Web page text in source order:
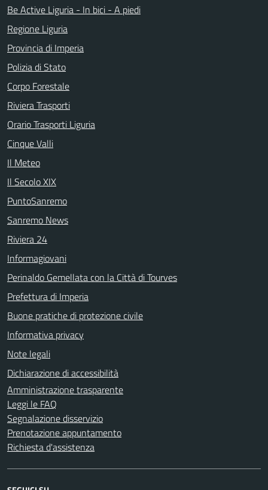
Be Active Liguria - In bici - A piedi
Regione Liguria
Provincia di Imperia
Polizia di Stato
Corpo Forestale
Riviera Trasporti
Orario Trasporti Liguria
Cinque Valli
Il Meteo
Il Secolo XIX
PuntoSanremo
Sanremo News
Riviera 24
Informagiovani
Perinaldo Gemellata con la Città di Tourves
Prefettura di Imperia
Buone pratiche di protezione civile
Informativa privacy
Note legali
Dichiarazione di accessibilità
Amministrazione trasparente
Leggi le FAQ
Segnalazione disservizio
Prenotazione appuntamento
Richiesta d'assistenza